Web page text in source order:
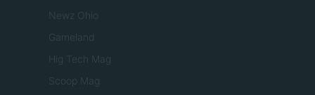
Newz Ohio
Gameland
Hig Tech Mag
Scoop Mag